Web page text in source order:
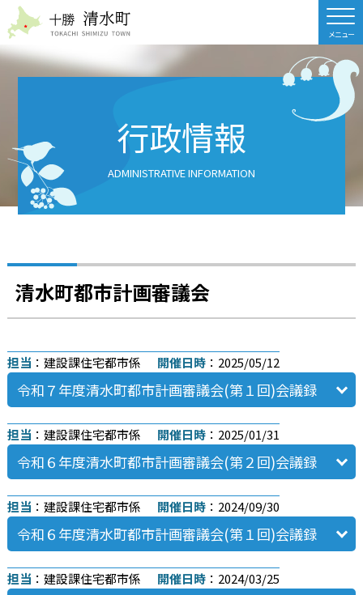
行政情報
ADMINISTRATIVE INFORMATION
清水町都市計画審議会
担当 ：建設課住宅都市係 開催日時：2025/05/12
令和７年度清水町都市計画審議会(第１回)会議録
担当 ：建設課住宅都市係 開催日時：2025/01/31
令和６年度清水町都市計画審議会(第２回)会議録
担当 ：建設課住宅都市係 開催日時：2024/09/30
令和６年度清水町都市計画審議会(第１回)会議録
担当 ：建設課住宅都市係 開催日時：2024/03/25